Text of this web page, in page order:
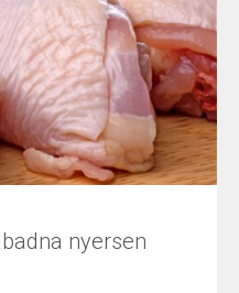
nyersen